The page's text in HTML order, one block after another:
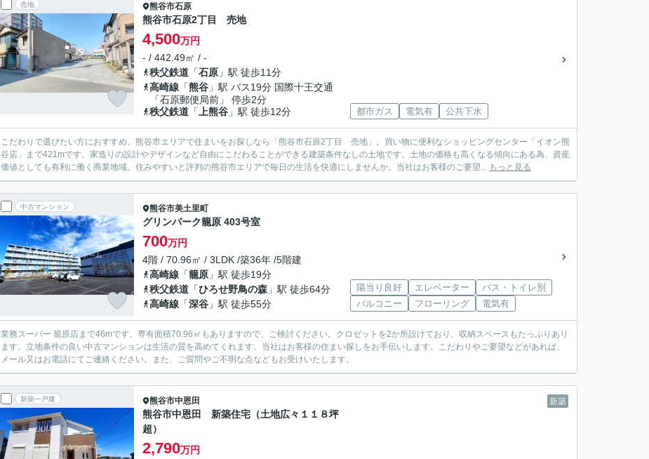
売地 熊谷市石原
熊谷市石原2丁目 売地
4,500万円
- / 442.49㎡ / -
秩父鉄道 「石原 」駅 徒歩11分
高崎線 「熊谷 」駅 バス19分 国際十王交通
「石原郵便局前」 停歩2分
秩父鉄道 「 上熊谷 」駅 徒歩12分 都市ガス 電気有 公共下水
こだわりで選びたい方におすすめ。熊谷市エリアで住まいをお探しなら「熊谷市石原2丁目 売地」。買い物に便利なショッピングセンター「イオン熊
谷店」まで421mです。家造りの設計やデザインなど自由にこだわることができる建築条件なしの土地です。土地の価格も高くなる傾向にある為、資産
価値としても有利に働く商業地域。住みやすいと評判の熊谷市エリアで毎日の生活を快適にしませんか。当社はお客様のご要望... もっと見る
中古マンション 熊谷市美土里町
グリンパーク籠原 403号室
700万円
4階 / 70.96㎡ / 3LDK /築36年 /5階建
高崎線 「籠原 」駅 徒歩19分
秩父鉄道 「ひろせ野鳥の森 」駅 徒歩64分
高崎線 「深谷 」駅 徒歩55分
陽当り良好 エレベーター
バス・トイレ別
バルコニー
フローリング 電気有
業務スーパー 籠原店まで46mです。専有面積70.96㎡もありますので、ご検討ください。クロゼットを2か所設けており、収納スペースもたっぷりあり
ます。立地条件の良い中古マンションは生活の質を高めてくれます。当社はお客様の住まい探しをお手伝いします。こだわりやご要望などがあれば、
メール又はお電話にてご連絡ください。また、ご質問やご不明な点などもお受けいたします。
新築一戸建 新築
熊谷市中恩田
熊谷市中恩田 新築住宅（土地広々１１８坪
超）
2,790万円